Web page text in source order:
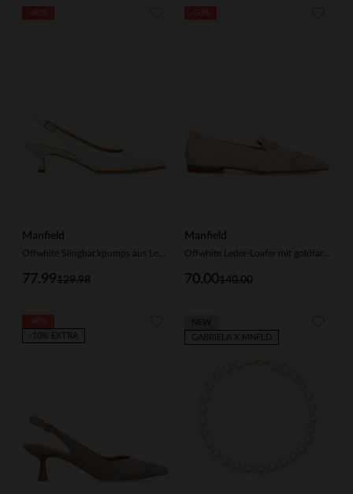
Manfield
129.98
77.99
Manfield
Offwhite Leder-Loafer mit goldfarbenen Nieten
140.00
70.00
-10% EXTRA
GABRIELA X MNFLD